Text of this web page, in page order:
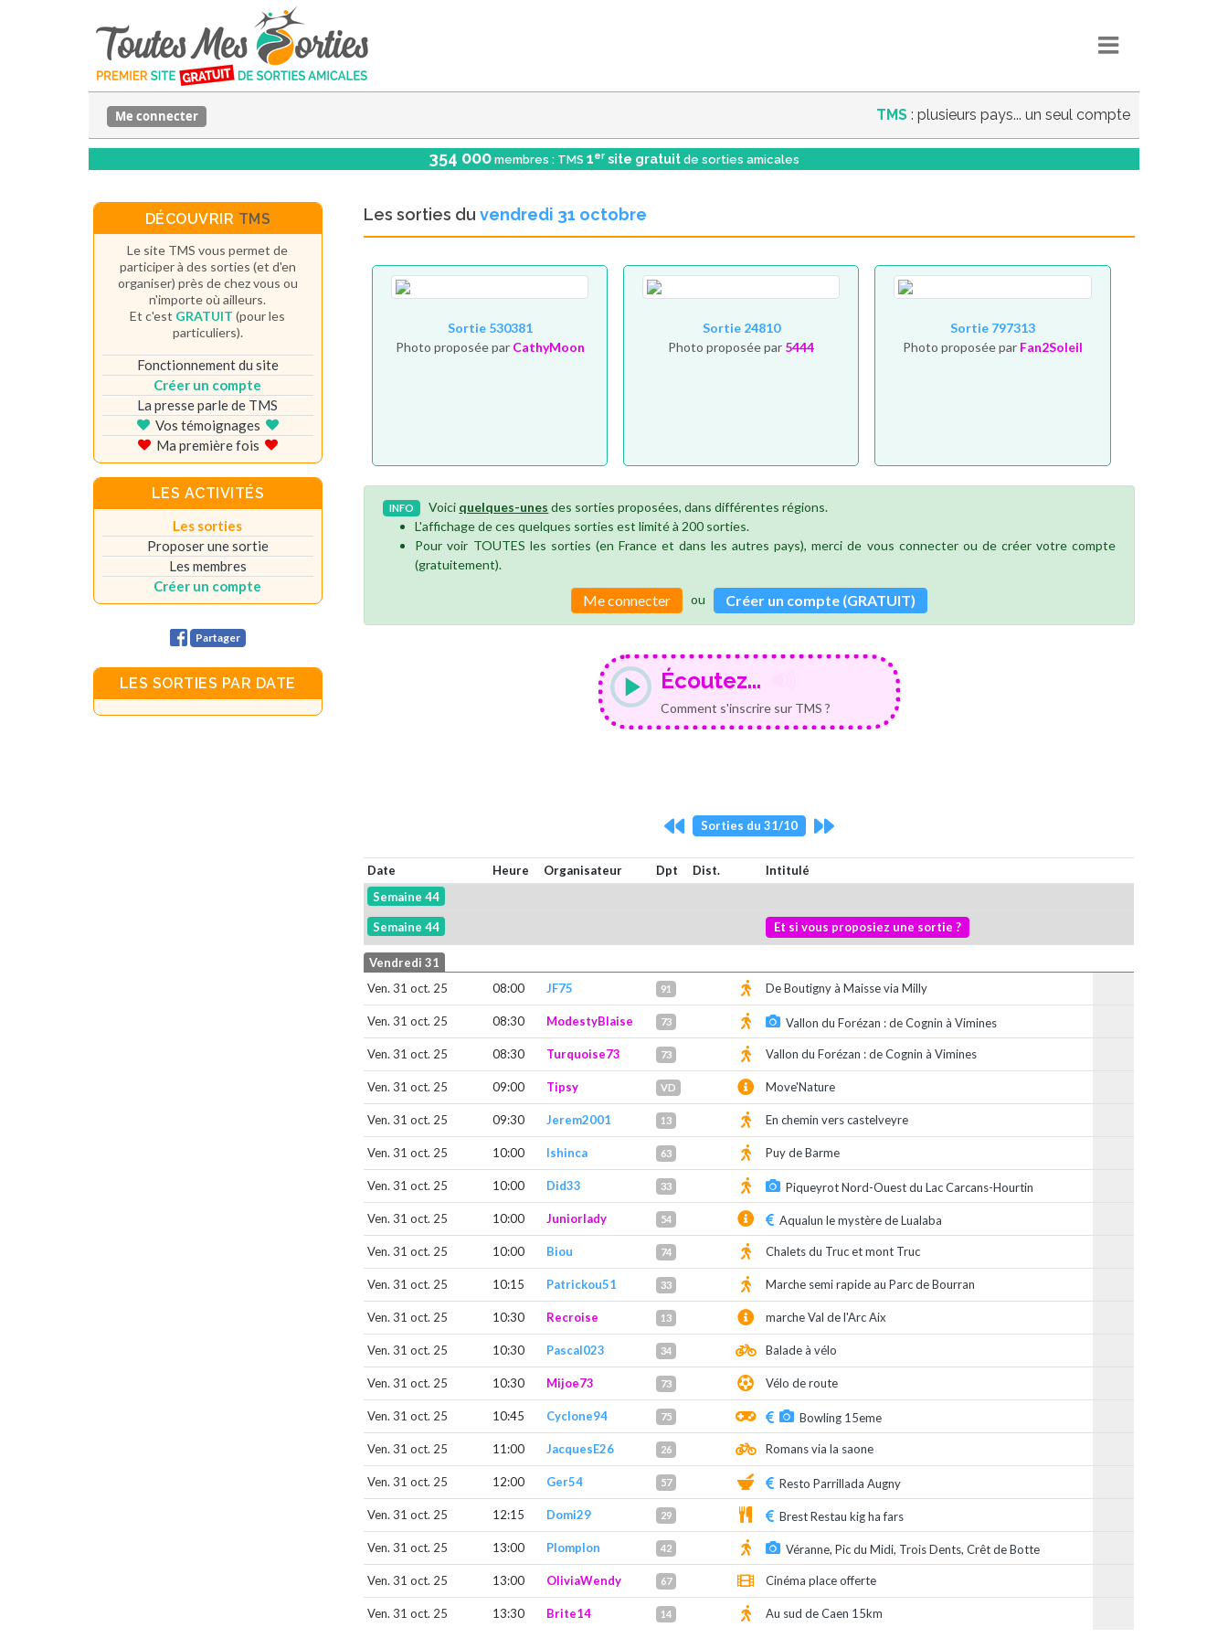
TMS : plusieurs pays... un seul compte
Me connecter
354 000 membres : TMS 1er site gratuit de sorties amicales
Les sorties duvendredi 31 octobre
Sortie 530381
Photo proposée par CathyMoon
Sortie 24810
Photo proposée par 5444
Sortie 797313
Photo proposée par Fan2Soleil
INFO Voici quelques-unes des sorties proposées, dans différentes régions.
L'affichage de ces quelques sorties est limité à 200 sorties.
Pour voir TOUTES les sorties (en France et dans les autres pays), merci de vous connecter ou de créer votre compte
(gratuitement).
Me connecter ou Créer un compte (GRATUIT)
Écoutez...
Comment s'inscrire sur TMS ?
Sorties du 31/10
Date Heure Organisateur Dpt Dist.
Intitulé
Semaine 44
Semaine 44 Et si vous proposiez une sortie ?
Vendredi 31
Ven. 31 oct. 25
08:00 JF75 91 De Boutigny à Maisse via Milly
Ven. 31 oct. 25 08:30 ModestyBlaise 73 Vallon du Forézan : de Cognin à Vimines
Ven. 31 oct. 25 08:30 Turquoise73 73 Vallon du Forézan : de Cognin à Vimines
Ven. 31 oct. 25 09:00 Tipsy VD Move'Nature
Ven. 31 oct. 25 09:30 Jerem2001 13 En chemin vers castelveyre
Ven. 31 oct. 25 10:00 Ishinca 63 Puy de Barme
Ven. 31 oct. 25 10:00 Did33 33 Piqueyrot Nord-Ouest du Lac Carcans-Hourtin
Ven. 31 oct. 25 10:00 Juniorlady 54 Aqualun le mystère de Lualaba
Ven. 31 oct. 25 10:00 Biou 74 Chalets du Truc et mont Truc
Ven. 31 oct. 25 10:15 Patrickou51 33 Marche semi rapide au Parc de Bourran
Ven. 31 oct. 25 10:30 Recroise 13 marche Val de l'Arc Aix
Ven. 31 oct. 25 10:30 Pascal023 34 Balade à vélo
Ven. 31 oct. 25 10:30 Mijoe73 73 Vélo de route
Ven. 31 oct. 25 10:45 Cyclone94 75 Bowling 15eme
Ven. 31 oct. 25 11:00 JacquesE26 26 Romans via la saone
Ven. 31 oct. 25 12:00 Ger54 57 Resto Parrillada Augny
Ven. 31 oct. 25 12:15 Domi29 29 Brest Restau kig ha fars
Ven. 31 oct. 25 13:00 Plomplon 42 Véranne, Pic du Midi, Trois Dents, Crêt de Botte
Ven. 31 oct. 25 13:00 OliviaWendy 67 Cinéma place offerte
Ven. 31 oct. 25 13:30 Brite14 14 Au sud de Caen 15km
DÉCOUVRIR TMS
Le site TMS vous permet de
participer à des sorties (et d'en
organiser) près de chez vous ou
n'importe où ailleurs.
Et c'est GRATUIT (pour les
particuliers).
Fonctionnement du site
Créer un compte
La presse parle de TMS
Vos témoignages
Ma première fois
LES ACTIVITÉS
Les sorties
Proposer une sortie
Les membres
Créer un compte
Partager
LES SORTIES PAR DATE